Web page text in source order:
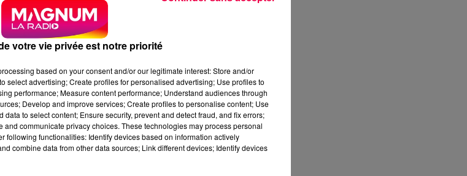
votre vie privée est notre priorité
based on your consent and/or our legitimate interest: Store and/or
select advertising; Create profiles for personalised advertising; Use profiles to
performance; Measure content performance; Understand audiences through
Develop and improve services; Create profiles to personalise content; Use
to select content; Ensure security, prevent and detect fraud, and fix errors;
communicate privacy choices. These technologies may process personal
following functionalities: Identify devices based on information actively
combine data from other data sources; Link different devices; Identify devices